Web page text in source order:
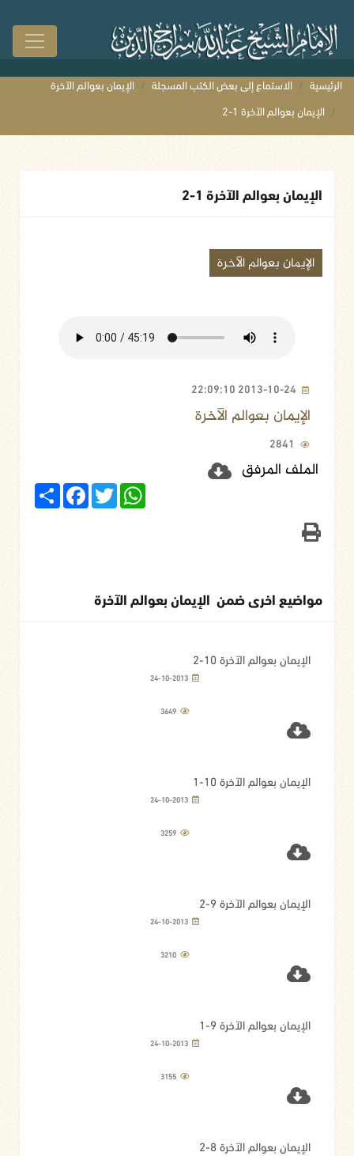
الرئيسية الاستماع إلى بعض الكتب المسجلة
الإيمان بعوالم الآخرة
الإيمان بعوالم الآخرة 1-2
الإيمان بعوالم الآخرة 1-2
الإيمان بعوالم الآخرة
2013-10-24 22:09:10
الإيمان بعوالم الآخرة
2841
الملف المرفق
Share
FacebookTwitter
WhatsApp
مواضيع اخرى ضمن الإيمان بعوالم الآخرة
الإيمان بعوالم الآخرة 10-2
24-10-2013
3649
الإيمان بعوالم الآخرة 10-1
24-10-2013
3259
الإيمان بعوالم الآخرة 9-2
24-10-2013
3210
الإيمان بعوالم الآخرة 9-1
24-10-2013
3155
الإيمان بعوالم الآخرة 8-2